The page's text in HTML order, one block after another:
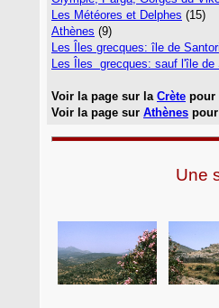
Les Météores et Delphes (15)
Athènes (9)
Les Îles grecques: île de
Les Îles grecques: sauf l'île de
Voir la page sur la Crète pour
Voir la page sur Athènes
Une